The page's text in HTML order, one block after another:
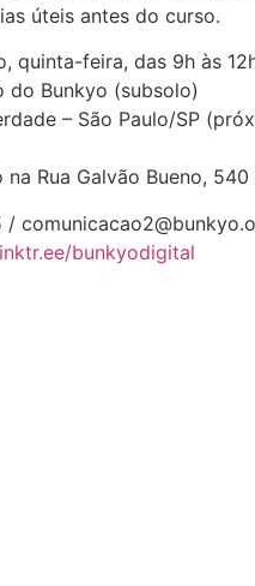
úteis antes do curso.
quinta-feira, das 9h às
do Bunkyo (subsolo)
– São Paulo/SP
Rua Galvão Bueno, 540
/
bunkyodigital